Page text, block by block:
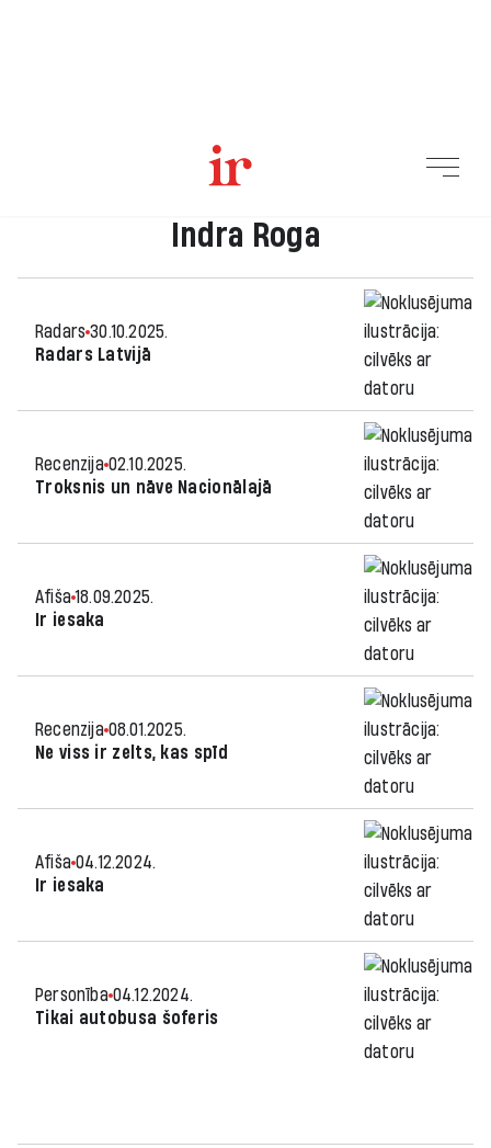
Indra Roga
Radars 30.10.2025.
Radars Latvijā
Recenzija 02.10.2025.
Troksnis un nāve Nacionālajā
Afiša 18.09.2025.
Ir iesaka
Recenzija 08.01.2025.
Ne viss ir zelts, kas spīd
Afiša 04.12.2024.
Ir iesaka
Personība 04.12.2024.
Tikai autobusa šoferis